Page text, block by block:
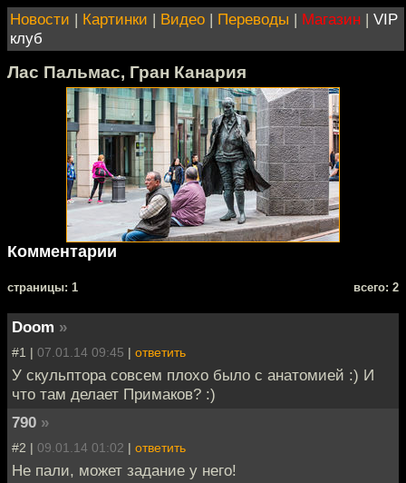
Новости | Картинки | Видео | Переводы | Магазин | VIP
клуб
Лас Пальмас, Гран Канария
Комментарии
cтраницы: 1 всего: 2
Doom »
#1 | 07.01.14 09:45 | ответить
У скульптора совсем плохо было с анатомией :) И
что там делает Примаков? :)
790 »
#2 | 09.01.14 01:02 | ответить
Не пали, может задание у него!